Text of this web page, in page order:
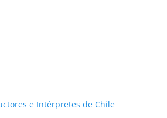
e Intérpretes de Chile